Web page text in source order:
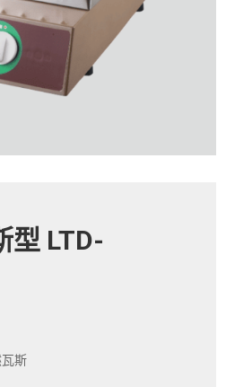
型 LTD-
斯